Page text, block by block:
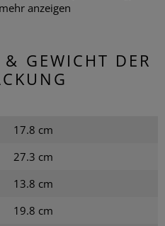
mehr anzeigen
GEWICHT DER
17.8 cm
27.3 cm
13.8 cm
19.8 cm